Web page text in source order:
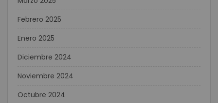
Febrero 2025
Enero 2025
Diciembre 2024
Noviembre 2024
Octubre 2024